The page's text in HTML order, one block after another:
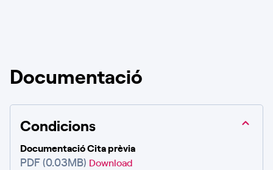
Documentació
Condicions
Documentació Cita prèvia
PDF (0.03MB) Download